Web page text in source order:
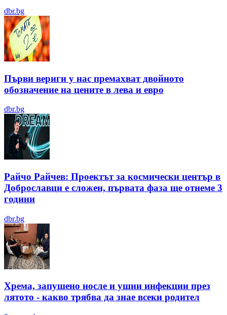
dbr.bg
Първи вериги у нас премахват двойното
обозначение на цените в лева и евро
dbr.bg
Райчо Райчев: Проектът за космически център в
Доброславци е сложен, първата фаза ще отнеме 3
години
dbr.bg
Хрема, запушено носле и ушни инфекции през
лятотo - какво трябва да знае всеки родител